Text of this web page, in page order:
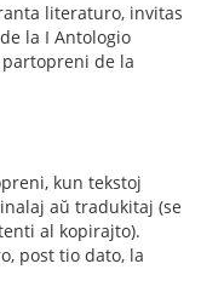
literaturo, invitas
la I Antologio
de la
kun tekstoj
aŭ tradukitaj (se
al kopirajto).
post tio dato, la